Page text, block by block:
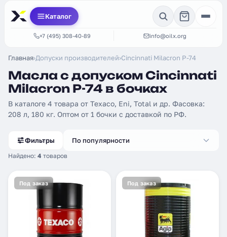
Каталог
+7 (495) 308-40-89 info@oilx.org
Главная›Допуски производителей›Cincinnati Milacron P-74
Масла с допуском Cincinnati
Milacron P-74 в бочках
В каталоге 4 товара от Texaco, Eni, Total и др. Фасовка:
208 л, 180 кг. Оптом от 1 бочки с доставкой по РФ.
Фильтры
Найдено: 4 товаров
По популярности
Под заказ Под заказ